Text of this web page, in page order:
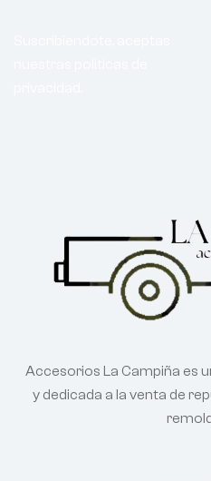
Accesorios La Campiña es
y dedicada a la venta de